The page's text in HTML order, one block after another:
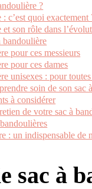
?
c’est quoi exactement
son rôle dans
bandoulière
pour ces messieurs
pour ces dames
unisexes : pour
soin de son sac
à considérer
de votre sac à
: un indispensable de
sac à